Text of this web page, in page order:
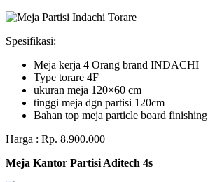
Spesifikasi:
Meja kerja 4 Orang brand INDACHI
Type torare 4F
ukuran meja 120×60 cm
tinggi meja dgn partisi 120cm
Bahan top meja particle board
Harga : Rp. 8.900.000
Meja Kantor Partisi Aditech 4s